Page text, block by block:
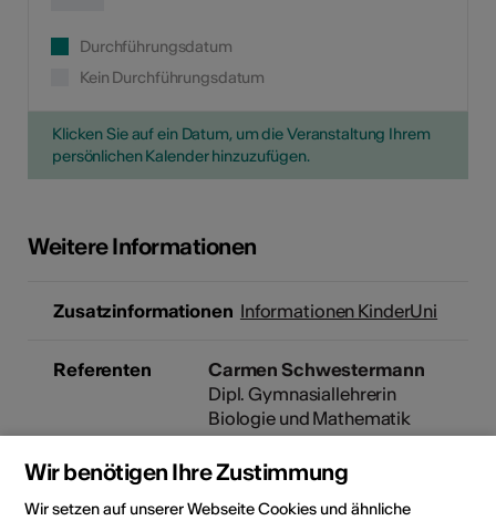
Durchführungsdatum
Kein Durchführungsdatum
Klicken Sie auf ein Datum, um die Veranstaltung Ihrem
persönlichen Kalender hinzuzufügen.
Weitere Informationen
Zusatzinformationen Informationen KinderUni
Referenten
Carmen Schwestermann
Dipl. Gymnasiallehrerin
Biologie und Mathematik
Wir benötigen Ihre Zustimmung
Wir setzen auf unserer Webseite Cookies und ähnliche